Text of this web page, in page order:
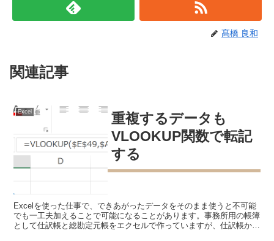
髙橋 良和
関連記事
Excel
重複するデータも
VLOOKUP関数で転記
する
Excelを使った仕事で、できあがったデータをそのまま使うと不可能
でも一工夫加えることで可能になることがあります。事務所用の帳簿
として仕訳帳と総勘定元帳をエクセルで作っていますが、仕訳帳から